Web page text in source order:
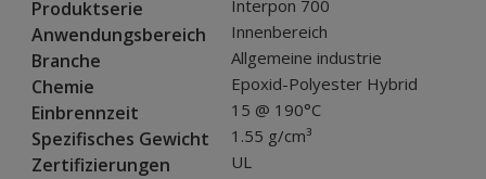
Produktserie Interpon 700
Anwendungsbereich Innenbereich
Branche Allgemeine industrie
Chemie Epoxid-Polyester Hybrid
Einbrennzeit 15 @ 190°C
Spezifisches Gewicht 1.55 g/cm³
Zertifizierungen UL